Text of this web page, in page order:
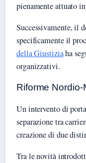
pienamente attuato
Successivamente, il
specificamente il
della Giustiziaha
organizzativi.
Riforme
Un intervento di
separazione tra
creazione di due
Tra le novità